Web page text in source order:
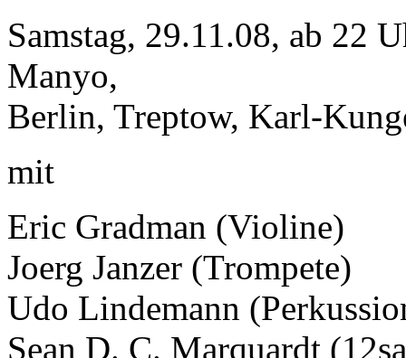
Samstag, 29.11.08, ab 22
Manyo,
Berlin, Treptow, Karl-
mit
Eric Gradman (Violine)
Joerg Janzer (Trompete)
Udo Lindemann
Sean D. C. Marquardt